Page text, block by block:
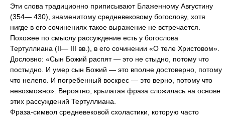
Эти слова традиционно приписывают Блаженному Августину
(354— 430), знаменитому средневековому богослову, хотя
нигде в его сочинениях такое выражение не встречается.
Похожее по смыслу рассуждение есть у богослова
Тертуллиана (II— III вв.), в его сочинении «О теле Христовом».
Дословно: «Сын Божий распят — это не стыдно, потому что
постыдно. И умер сын Божий — это вполне достоверно, потому
что нелепо. И погребенный воскрес — это верно, потому что
невозможно». Вероятно, крылатая фраза сложилась на основе
этих рассуждений Тертуллиана.
Фраза-символ средневековой схоластики, которую часто